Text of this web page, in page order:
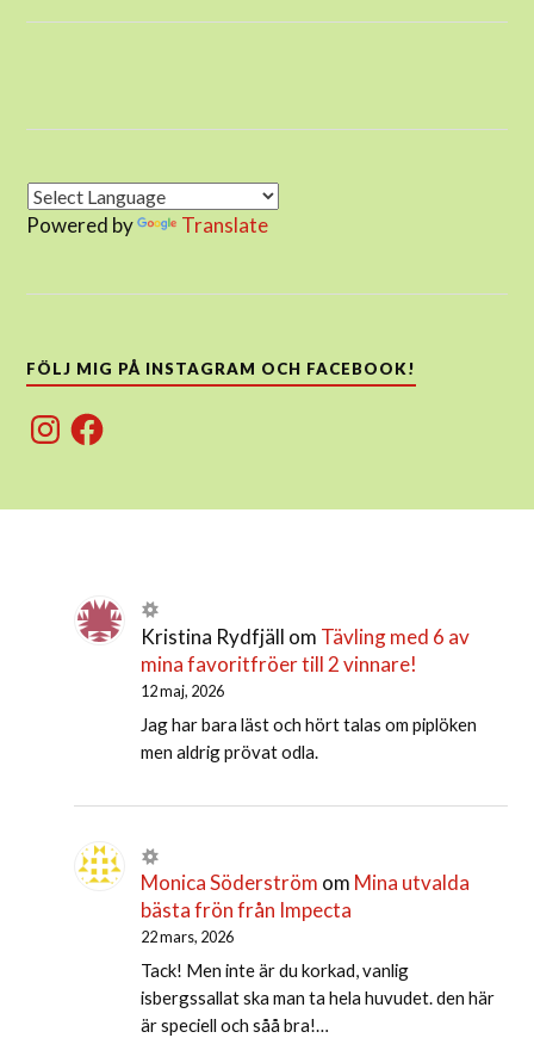
Powered by Translate
FÖLJ MIG PÅ INSTAGRAM OCH FACEBOOK!
InstagramFacebook
Kristina Rydfjäll om Tävling med 6 av
mina favoritfröer till 2 vinnare!
12 maj, 2026
Jag har bara läst och hört talas om piplöken
men aldrig prövat odla.
Monica Söderström om Mina utvalda
bästa frön från Impecta
22 mars, 2026
Tack! Men inte är du korkad, vanlig
isbergssallat ska man ta hela huvudet. den här
är speciell och såå bra!…